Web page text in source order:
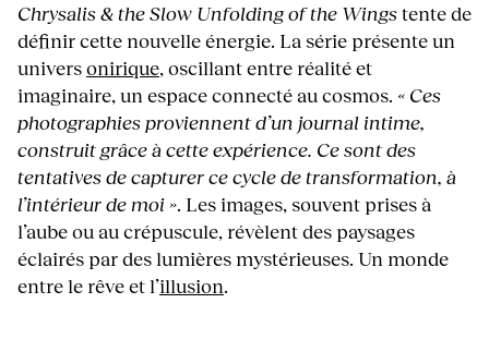
Chrysalis & the Slow Unfolding of the Wingstente de
définir cette nouvelle énergie. La série présente un
universonirique, oscillant entre réalité et
imaginaire, un espace connecté au cosmos. « Ces
photographies proviennent d’un journal intime,
construit grâce à cette expérience. Ce sont des
tentatives de capturer ce cycle de transformation, à
l’intérieur de moi ». Les images, souvent prises à
l’aube ou au crépuscule, révèlent des paysages
éclairés par des lumières mystérieuses. Un monde
entre le rêve et l’illusion.